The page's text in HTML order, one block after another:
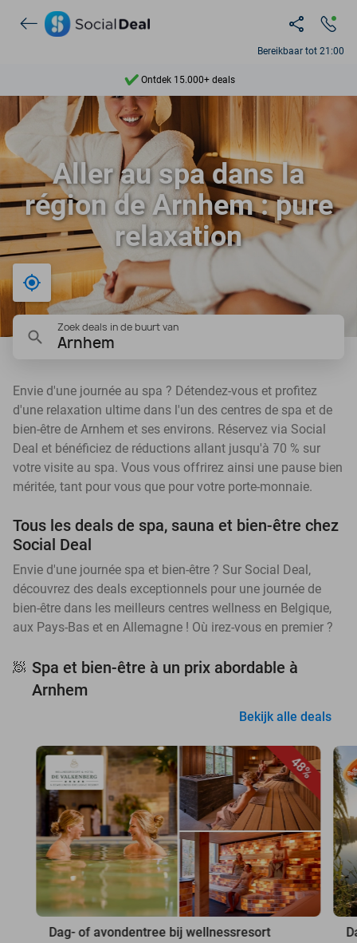
Bereikbaar tot 21:00
Ontdek 15.000+ deals
7 dagen per week beschikbaar
10+ miljoen leden
9,4
Ontdek 15.000+ deals
Aller au spa dans la
région de Arnhem : pure
relaxation
Bij mij in de buurt
Zoek deals in de buurt van
Arnhem
Envie d'une journée au spa ? Détendez-vous et profitez
d'une relaxation ultime dans l'un des centres de spa et de
bien-être de Arnhem et ses environs. Réservez via Social
Deal et bénéficiez de réductions allant jusqu'à 70 % sur
votre visite au spa. Vous vous offrirez ainsi une pause bien
méritée, tant pour vous que pour votre porte-monnaie.
Tous les deals de spa, sauna et bien-être chez
Social Deal
Envie d'une journée spa et bien-être ? Sur Social Deal,
découvrez des deals exceptionnels pour une journée de
bien-être dans les meilleurs centres wellness en Belgique,
aux Pays-Bas et en Allemagne ! Où irez-vous en premier ?
🧖 Spa et bien-être à un prix abordable à
Arnhem
Bekijk alle deals
48%
Dag- of avondentree bij wellnessresort